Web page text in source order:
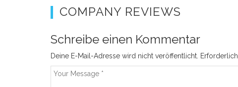
COMPANY REVIEWS
Schreibe einen Kommentar
Deine E-Mail-Adresse wird nicht veröffentlicht.